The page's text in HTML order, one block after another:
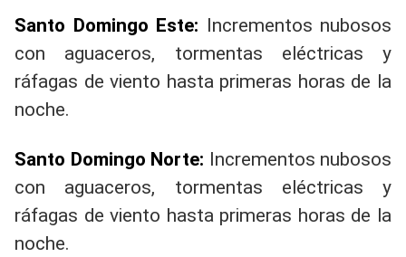
Santo Domingo Este: Incrementos nubosos
con aguaceros, tormentas eléctricas y
ráfagas de viento hasta primeras horas de la
noche.
Santo Domingo Norte: Incrementos nubosos
con aguaceros, tormentas eléctricas y
ráfagas de viento hasta primeras horas de la
noche.